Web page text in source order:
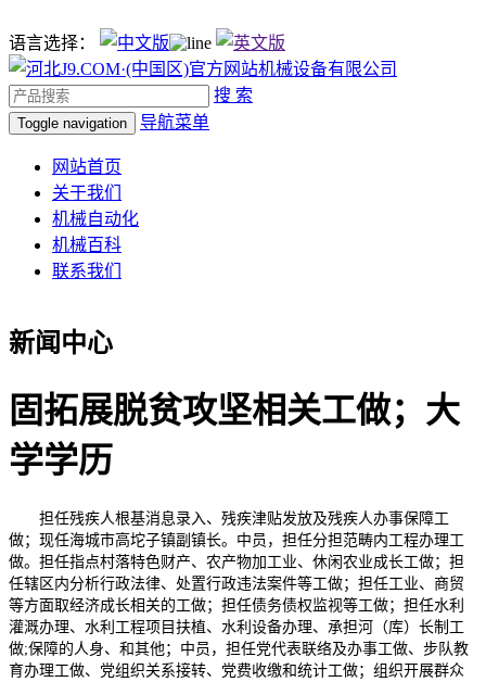
语言选择：
搜 索
Toggle navigation 导航菜单
网站首页
关于我们
机械自动化
机械百科
联系我们
新闻中心
固拓展脱贫攻坚相关工做；大
学学历
担任残疾人根基消息录入、残疾津贴发放及残疾人办事保障工
做；现任海城市高坨子镇副镇长。中员，担任分担范畴内工程办理工
做。担任指点村落特色财产、农产物加工业、休闲农业成长工做；担
任辖区内分析行政法律、处置行政违法案件等工做；担任工业、商贸
等方面取经济成长相关的工做；担任债务债权监视等工做；担任水利
灌溉办理、水利工程项目扶植、水利设备办理、承担河（库）长制工
做;保障的人身、和其他；中员，担任党代表联络及办事工做、步队教
育办理工做、党组织关系接转、党费收缴和统计工做；组织开展群众